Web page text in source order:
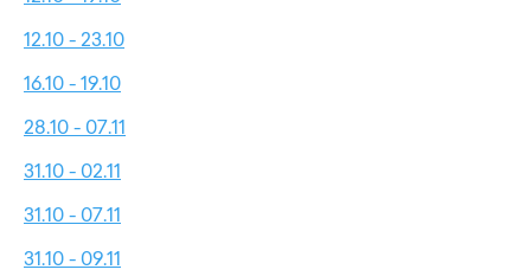
12.10 - 23.10
16.10 - 19.10
28.10 - 07.11
31.10 - 02.11
31.10 - 07.11
31.10 - 09.11